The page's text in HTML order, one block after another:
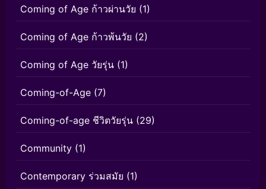
Coming of Age ก้าวผ่านวัย (1)
Coming of Age ก้าวพ้นวัย (2)
Coming of Age วัยรุ่น (1)
Coming-of-Age (7)
Coming-of-age ชีวิตวัยรุ่น (29)
Community (1)
Contemporary ร่วมสมัย (1)